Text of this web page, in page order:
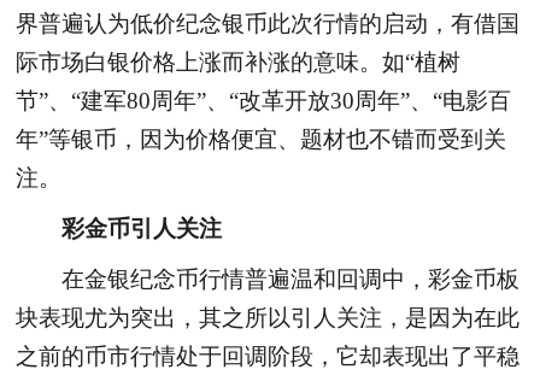
界普遍认为低价纪念银币此次行情的启动，有借国
际市场白银价格上涨而补涨的意味。如“植树
节”、“建军80周年”、“改革开放30周年”、“电影百
年”等银币，因为价格便宜、题材也不错而受到关
注。
彩金币引人关注
在金银纪念币行情普遍温和回调中，彩金币板
块表现尤为突出，其之所以引人关注，是因为在此
之前的币市行情处于回调阶段，它却表现出了平稳